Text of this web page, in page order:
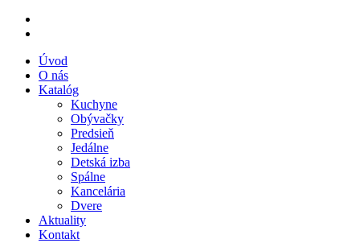
Úvod
O nás
Katalóg
Kuchyne
Obývačky
Predsieň
Jedálne
Detská izba
Spálne
Kancelária
Dvere
Aktuality
Kontakt